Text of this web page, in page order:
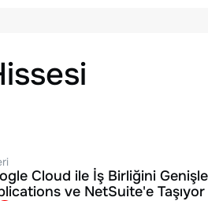
Cloud ile İş Birliğini
ve NetSuite'e Taşıyor